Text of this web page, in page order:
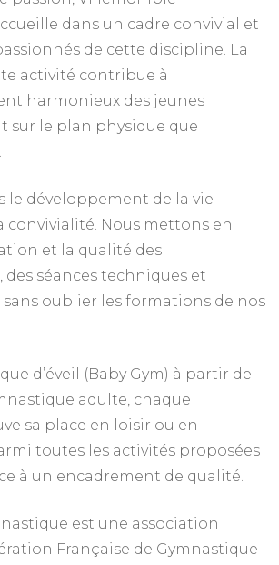
dans un cadre convivial et
de cette discipline. La
activité contribue à
harmonieux des jeunes
sur le plan physique que
le développement de la vie
convivialité. Nous mettons en
et la qualité des
séances techniques et
oublier les formations de nos
d’éveil (Baby Gym) à partir de
adulte, chaque
sa place en loisir ou en
toutes les activités proposées
à un encadrement de qualité.
est une association
Française de Gymnastique